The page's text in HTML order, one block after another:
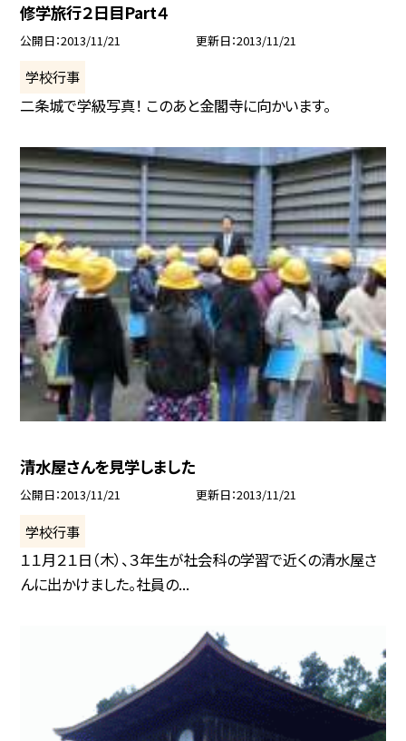
修学旅行２日目Part４
公開日 2013/11/21 更新日 2013/11/21
学校行事
二条城で学級写真！ このあと金閣寺に向かいます。
清水屋さんを見学しました
公開日 2013/11/21 更新日 2013/11/21
学校行事
１１月２１日（木）、３年生が社会科の学習で近くの清水屋さ
んに出かけました。社員の...